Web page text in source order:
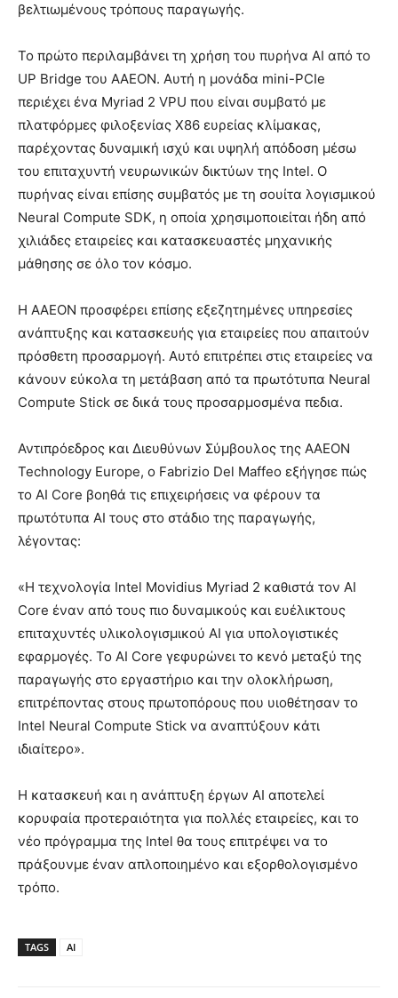
βελτιωμένους τρόπους παραγωγής.
Το πρώτο περιλαμβάνει τη χρήση του πυρήνα AI από το
UP Bridge του AAEON. Αυτή η μονάδα mini-PCIe
περιέχει ένα Myriad 2 VPU που είναι συμβατό με
πλατφόρμες φιλοξενίας X86 ευρείας κλίμακας,
παρέχοντας δυναμική ισχύ και υψηλή απόδοση μέσω
του επιταχυντή νευρωνικών δικτύων της Intel. Ο
πυρήνας είναι επίσης συμβατός με τη σουίτα λογισμικού
Neural Compute SDK, η οποία χρησιμοποιείται ήδη από
χιλιάδες εταιρείες και κατασκευαστές μηχανικής
μάθησης σε όλο τον κόσμο.
Η AAEON προσφέρει επίσης εξεζητημένες υπηρεσίες
ανάπτυξης και κατασκευής για εταιρείες που απαιτούν
πρόσθετη προσαρμογή. Αυτό επιτρέπει στις εταιρείες να
κάνουν εύκολα τη μετάβαση από τα πρωτότυπα Neural
Compute Stick σε δικά τους προσαρμοσμένα πεδια.
Αντιπρόεδρος και Διευθύνων Σύμβουλος της AAEON
Technology Europe, ο Fabrizio Del Maffeo εξήγησε πώς
το AI Core βοηθά τις επιχειρήσεις να φέρουν τα
πρωτότυπα AI τους στο στάδιο της παραγωγής,
λέγοντας:
«Η τεχνολογία Intel Movidius Myriad 2 καθιστά τον AI
Core έναν από τους πιο δυναμικούς και ευέλικτους
επιταχυντές υλικολογισμικού AI για υπολογιστικές
εφαρμογές. Το AI Core γεφυρώνει το κενό μεταξύ της
παραγωγής στο εργαστήριο και την ολοκλήρωση,
επιτρέποντας στους πρωτοπόρους που υιοθέτησαν το
Intel Neural Compute Stick να αναπτύξουν κάτι
ιδιαίτερο».
Η κατασκευή και η ανάπτυξη έργων AI αποτελεί
κορυφαία προτεραιότητα για πολλές εταιρείες, και το
νέο πρόγραμμα της Intel θα τους επιτρέψει να το
πράξουνμε έναν απλοποιημένο και εξορθολογισμένο
τρόπο.
TAGS AI